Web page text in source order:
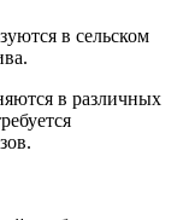
в сельском
в различных